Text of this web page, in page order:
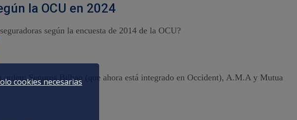
la OCU en 2024
según la encuesta de 2014 de la OCU?
Seguros Bilbao (que ahora está integrado en Occident), A.M.A y Mutua
cookies necesarias